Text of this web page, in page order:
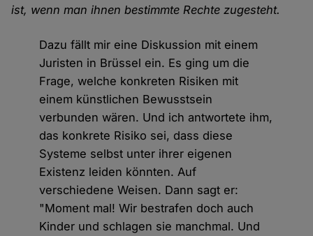
ist, wenn man ihnen bestimmte Rechte zugesteht.
Dazu fällt mir eine Diskussion mit einem
Juristen in Brüssel ein. Es ging um die
Frage, welche konkreten Risiken mit
einem künstlichen Bewusstsein
verbunden wären. Und ich antwortete ihm,
das konkrete Risiko sei, dass diese
Systeme selbst unter ihrer eigenen
Existenz leiden könnten. Auf
verschiedene Weisen. Dann sagt er:
"Moment mal! Wir bestrafen doch auch
Kinder und schlagen sie manchmal. Und